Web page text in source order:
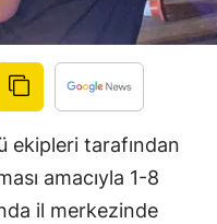
Erzincan
Erzurum
Gaziantep
Giresun
ekipleri tarafından
amacıyla 1-8
il merkezinde